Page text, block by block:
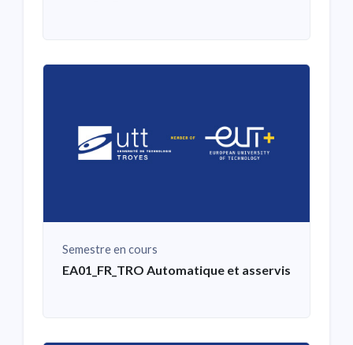
Semestre en cours
EA01_FR_TRO Automatique et asservissement